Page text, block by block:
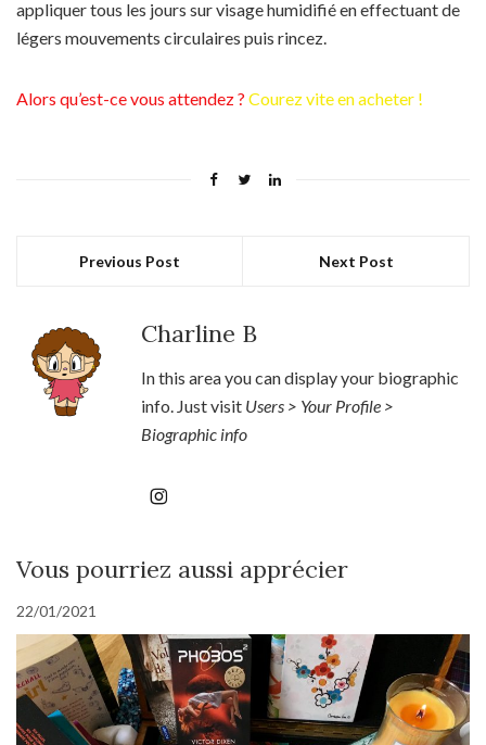
appliquer tous les jours sur visage humidifié en effectuant de
légers mouvements circulaires puis rincez.
Alors qu’est-ce vous attendez ? Courez vite en acheter !
Previous Post Next Post
Charline B
In this area you can display your biographic
info. Just visit Users > Your Profile >
Biographic info
Vous pourriez aussi apprécier
22/01/2021